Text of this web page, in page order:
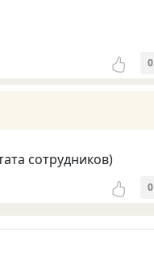
0
сотрудников)
0